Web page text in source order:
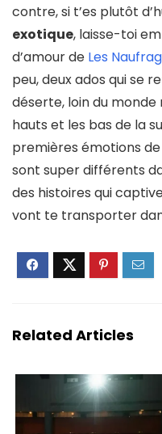
contre, si t’es plutôt
exotique, laisse-toi
d’amour de Les
peu, deux ados qui se
déserte, loin du
hauts et les bas de la
premières émotions de
sont super différents
des histoires qui
vont te transporter
Related Articles